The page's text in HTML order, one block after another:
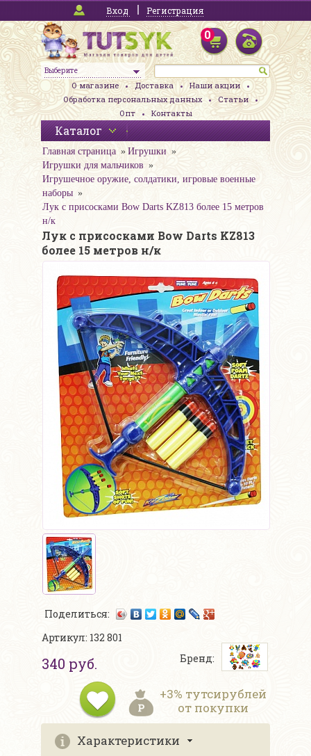
Вход Регистрация
Выберите
0
О магазине Доставка
Наши акции
Обработка персональных данных
Статьи
Опт
Контакты
Каталог
Главная страница
Игрушки
Игрушки для мальчиков
Игрушечное оружие, солдатики, игровые военные
наборы
Лук с присосками Bow Darts KZ813 более 15 метров
н/к
Лук с присосками Bow Darts KZ813
более 15 метров н/к
Поделиться:
Артикул: 132 801
340 руб. Бренд:
+3% тутсирублей
от покупки
Характеристики